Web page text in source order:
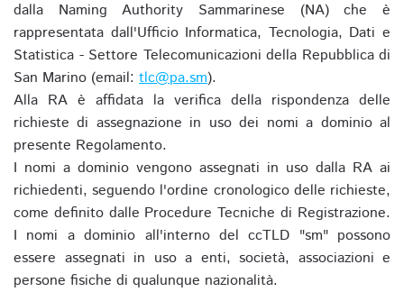
dalla Naming Authority Sammarinese (NA) che è
rappresentata dall'Ufficio Informatica, Tecnologia, Dati e
Statistica - Settore Telecomunicazioni della Repubblica di
San Marino (email: tlc@pa.sm).
Alla RA è affidata la verifica della rispondenza delle
richieste di assegnazione in uso dei nomi a dominio al
presente Regolamento.
I nomi a dominio vengono assegnati in uso dalla RA ai
richiedenti, seguendo l'ordine cronologico delle richieste,
come definito dalle Procedure Tecniche di Registrazione.
I nomi a dominio all'interno del ccTLD "sm" possono
essere assegnati in uso a enti, società, associazioni e
persone fisiche di qualunque nazionalità.